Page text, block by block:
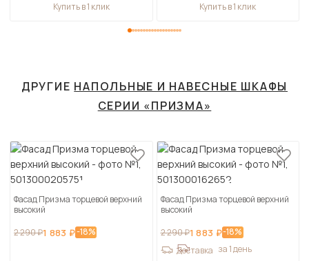
Купить в 1 клик Купить в 1 клик
ДРУГИЕ НАПОЛЬНЫЕ И НАВЕСНЫЕ ШКАФЫ
СЕРИИ «ПРИЗМА»
Фасад Призма торцевой верхний
высокий
2 290 ₽1 883 ₽-18%
Фасад Призма торцевой верхний
высокий
2 290 ₽1 883 ₽-18%
Доставка за 1 день